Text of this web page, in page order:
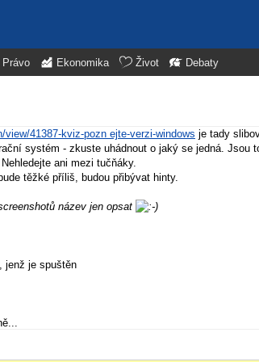
Právo Ekonomika Život Debaty
view/41387-kviz-pozn ejte-verzi-windows je tady
systém - zkuste uhádnout o jaký se jedná. Jsou
ani mezi tučňáky.
těžké příliš, budou přibývat hinty.
název jen opsat
jenž je spuštěn